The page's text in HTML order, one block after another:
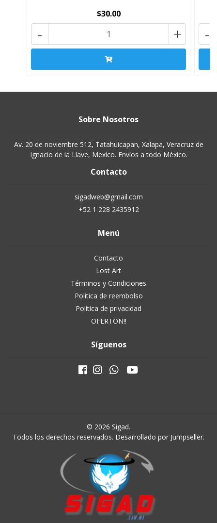
$30.00
+
- -
Sobre Nosotros
Av. 20 de noviembre 512, Tatahuicapan, Xalapa, Veracruz de
Ignacio de la Llave, Mexico. Envíos a todo México.
Contacto
sigadweb@gmail.com
+52 1 228 2435912
Menú
Contacto
Lost Art
Términos y Condiciones
Politica de reembolso
Política de privacidad
OFERTON!!
Síguenos
© 2026 Sigad.
Todos los derechos reservados. Desarrollado por Jumpseller.